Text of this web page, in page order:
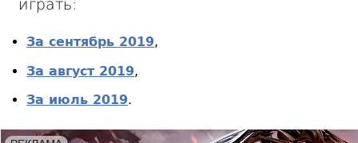
играть:
За сентябрь 2019,
За август 2019,
За июль 2019.